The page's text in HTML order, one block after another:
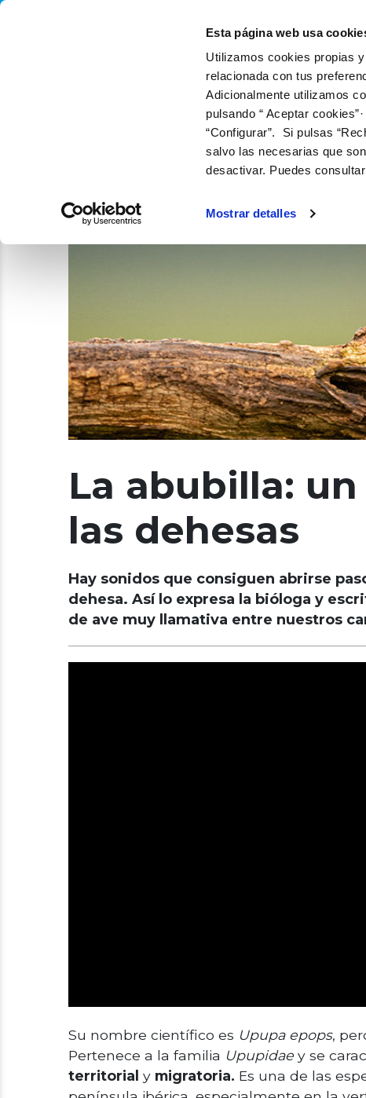
Esta página web usa
Utilizamos cookies propias
relacionada con tus
Adicionalmente utilizamos
pulsando “ Aceptar
“Configurar”. Si pulsas
salvo las necesarias que
desactivar. Puedes
Mostrar detalles
QUIÉNES SOMOS
La abubilla:
las dehesas
Hay sonidos que consiguen abrirse
dehesa. Así lo expresa la bióloga y
de ave muy llamativa entre nuestros
Su nombre científico es Upupa epops,
Pertenece a la familia Upupidae y se
territorial y migratoria. Es una de las